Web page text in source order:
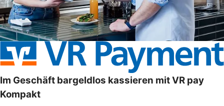
Im Geschäft bargeldlos kassieren mit VR pay
Kompakt